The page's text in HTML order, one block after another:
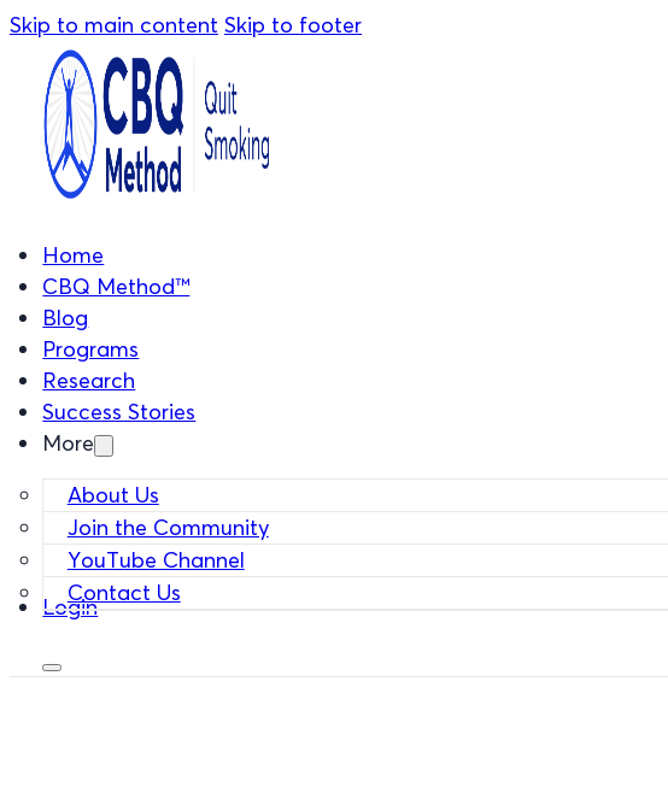
Skip to main content Skip to footer
Home
CBQ Method™
Blog
Programs
Research
Success Stories
More
About Us
Join the Community
YouTube Channel
Contact Us
Login